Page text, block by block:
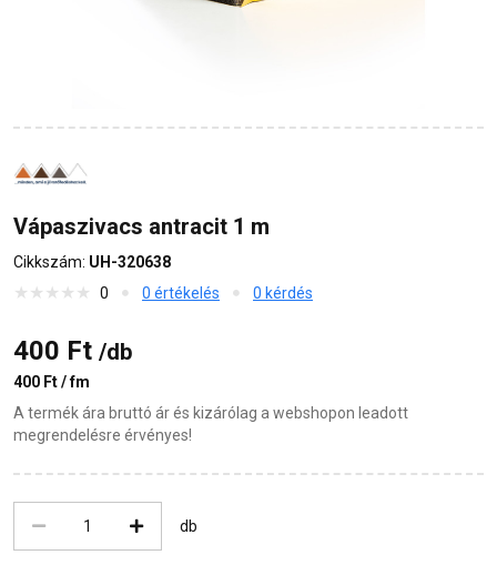
Vápaszivacs antracit 1 m
Cikkszám: UH-320638
0
0 értékelés 0 kérdés
400 Ft /db
400 Ft / fm
A termék ára bruttó ár és kizárólag a webshopon leadott
megrendelésre érvényes!
db